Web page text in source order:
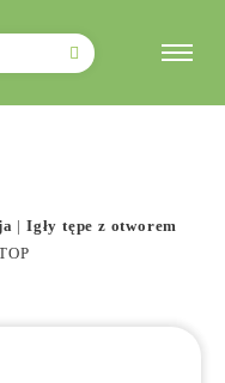
|Igły tępe z otworem